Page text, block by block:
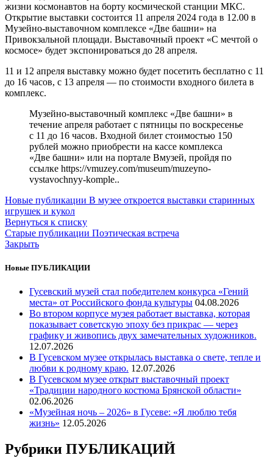
жизни космонавтов на борту космической станции МКС.
Открытие выставки состоится 11 апреля 2024 года в 12.00 в
Музейно-выставочном комплексе «Две башни» на
Привокзальной площади. Выставочный проект «С мечтой о
космосе» будет экспонироваться до 28 апреля.
11 и 12 апреля выставку можно будет посетить бесплатно с 11
до 16 часов, с 13 апреля — по стоимости входного билета в
комплекс.
Музейно-выставочный комплекс «Две башни» в
течение апреля работает с пятницы по воскресенье
с 11 до 16 часов. Входной билет стоимостью 150
рублей можно приобрести на кассе комплекса
«Две башни» или на портале Вмузей, пройдя по
ссылке https://vmuzey.com/museum/muzeyno-
vystavochnyy-komple..
Новые публикации В музее откроется выставки старинных
игрушек и кукол
Вернуться к списку
Старые публикации Поэтическая встреча
Закрыть
Новые ПУБЛИКАЦИИ
Гусевский музей стал победителем конкурса «Гений
места» от Российского фонда культуры 04.08.2026
Во втором корпусе музея работает выставка, которая
показывает советскую эпоху без прикрас — через
графику и живопись двух замечательных художников.
12.07.2026
В Гусевском музее открылась выставка о свете, тепле и
любви к родному краю. 12.07.2026
В Гусевском музее открыт выставочный проект
«Традиции народного костюма Брянской области»
02.06.2026
«Музейная ночь – 2026» в Гусеве: «Я люблю тебя
жизнь» 12.05.2026
Рубрики ПУБЛИКАЦИЙ